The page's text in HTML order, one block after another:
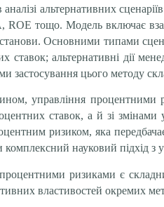
альтернативних
ROE тощо. Модель включає
установи. Основними типами
ставок; альтернативні дії
застосування цього методу
управління процентними
ставок, а й зі змінами
ризиком, яка
комплексний науковий підхід з
ризиками є
властивостей окремих